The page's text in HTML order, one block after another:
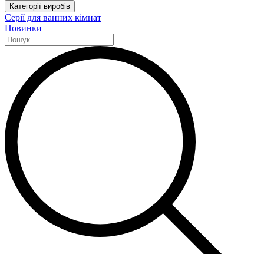
Категорії виробів
Серії для ванних кімнат
Новинки